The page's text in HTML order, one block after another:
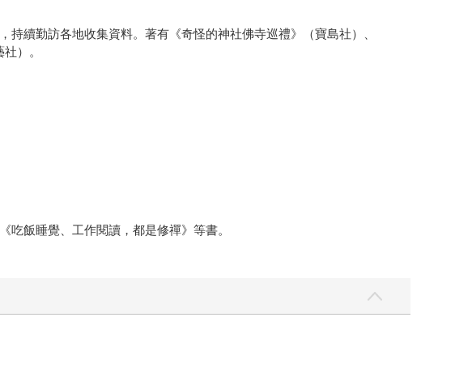
續勤訪各地收集資料。著有《奇怪的神社佛寺巡禮》（寶島社）、
）。
飯睡覺、工作閱讀，都是修禪》等書。